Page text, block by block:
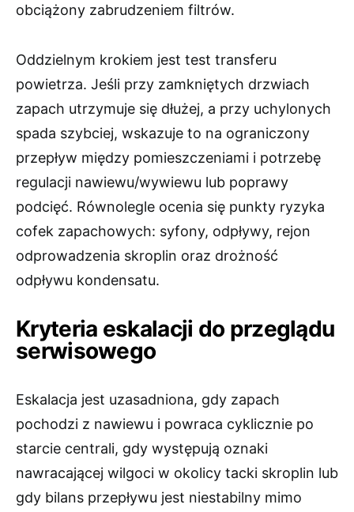
obciążony zabrudzeniem filtrów.
Oddzielnym krokiem jest test transferu
powietrza. Jeśli przy zamkniętych drzwiach
zapach utrzymuje się dłużej, a przy uchylonych
spada szybciej, wskazuje to na ograniczony
przepływ między pomieszczeniami i potrzebę
regulacji nawiewu/wywiewu lub poprawy
podcięć. Równolegle ocenia się punkty ryzyka
cofek zapachowych: syfony, odpływy, rejon
odprowadzenia skroplin oraz drożność
odpływu kondensatu.
Kryteria eskalacji do przeglądu
serwisowego
Eskalacja jest uzasadniona, gdy zapach
pochodzi z nawiewu i powraca cyklicznie po
starcie centrali, gdy występują oznaki
nawracającej wilgoci w okolicy tacki skroplin lub
gdy bilans przepływu jest niestabilny mimo